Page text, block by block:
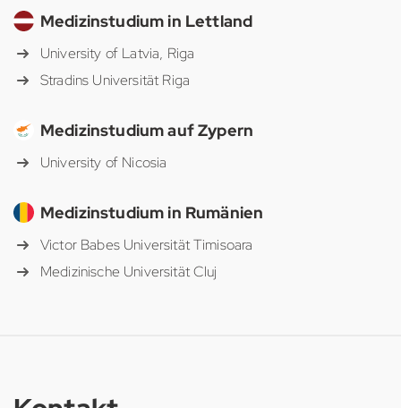
Medizinstudium in Lettland
University of Latvia, Riga
Stradins Universität Riga
Medizinstudium auf Zypern
University of Nicosia
Medizinstudium in Rumänien
Victor Babes Universität Timisoara
Medizinische Universität Cluj